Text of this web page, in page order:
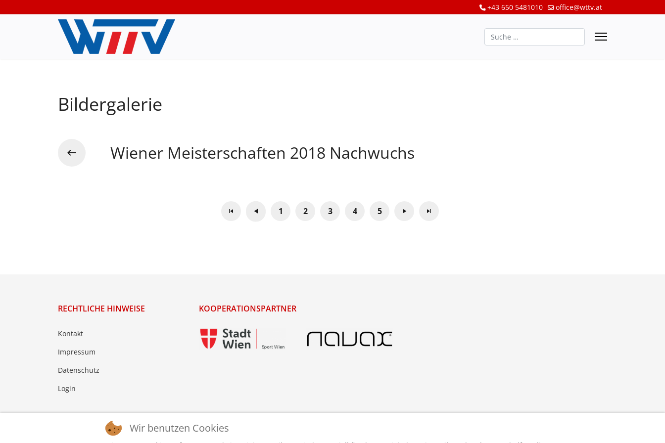
+43 650 5481010 office@wttv.at
Suchen
Bildergalerie
Wiener Meisterschaften 2018 Nachwuchs
1 2 3 4 5
RECHTLICHE HINWEISE
Kontakt
Impressum
Datenschutz
Login
KOOPERATIONSPARTNER
© 2026 © WTTV - Wiener Tischtennis Verband. Gestaltet und betreut von
Wir benutzen Cookies